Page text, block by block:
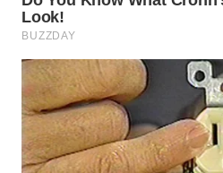
WN
WN
SURABAYA
WN